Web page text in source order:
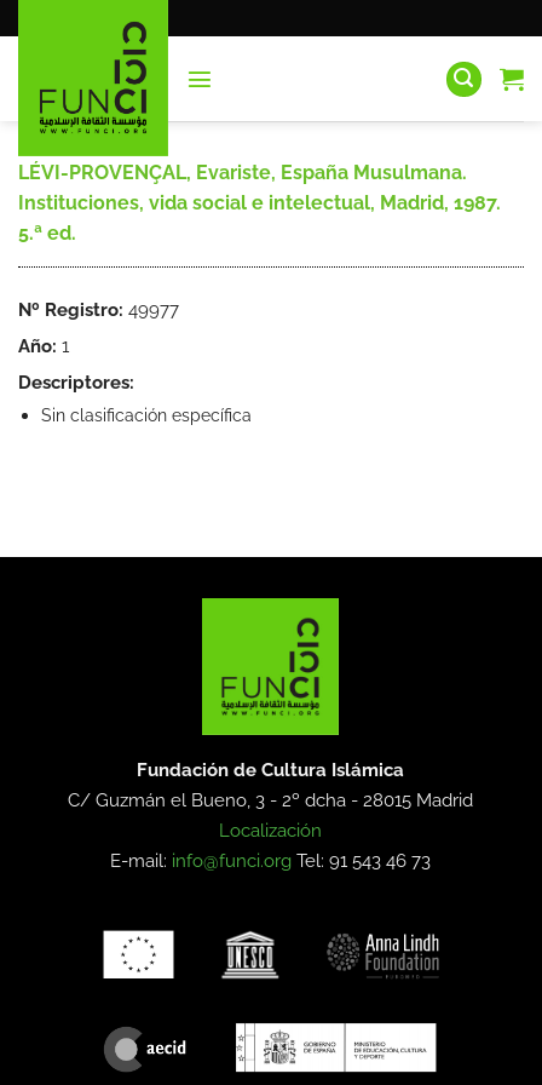
al
LÉVI-PROVENÇAL, Evariste, España Musulmana.
Instituciones, vida social e intelectual, Madrid, 1987.
5.ª ed.
Nº Registro: 49977
Año: 1
Descriptores:
Sin clasificación específica
Fundación de Cultura Islámica
C/ Guzmán el Bueno, 3 - 2º dcha -28015 Madrid
Localización
E-mail: info@funci.org Tel: 91 543 46 73